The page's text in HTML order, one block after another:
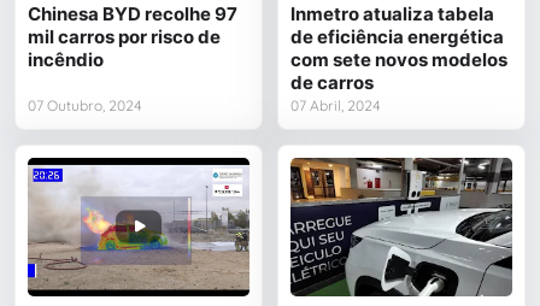
Chinesa BYD recolhe 97
mil carros por risco de
incêndio
07 Outubro, 2024
Inmetro atualiza tabela
de eficiência energética
com sete novos modelos
de carros
07 Abril, 2024